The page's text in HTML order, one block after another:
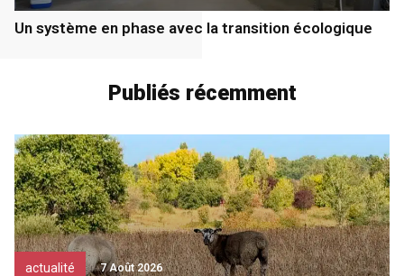
Un système en phase avec la transition écologique
Publiés récemment
actualité 7 Août 2026